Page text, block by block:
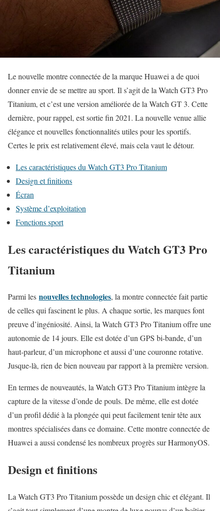
Le nouvelle montre connectée de la marque Huawei a de quoi
donner envie de se mettre au sport. Il s’agit de la Watch GT3 Pro
Titanium, et c’est une version améliorée de la Watch GT 3. Cette
dernière, pour rappel, est sortie fin 2021. La nouvelle venue allie
élégance et nouvelles fonctionnalités utiles pour les sportifs.
Certes le prix est relativement élevé, mais cela vaut le détour.
Les caractéristiques du Watch GT3 Pro Titanium
Design et finitions
Écran
Système d’exploitation
Fonctions sport
Les caractéristiques du Watch GT3 Pro
Titanium
Parmi les nouvelles technologies, la montre connectée fait partie
de celles qui fascinent le plus. A chaque sortie, les marques font
preuve d’ingéniosité. Ainsi, la Watch GT3 Pro Titanium offre une
autonomie de 14 jours. Elle est dotée d’un GPS bi-bande, d’un
haut-parleur, d’un microphone et aussi d’une couronne rotative.
Jusque-là, rien de bien nouveau par rapport à la première version.
En termes de nouveautés, la Watch GT3 Pro Titanium intègre la
capture de la vitesse d’onde de pouls. De même, elle est dotée
d’un profil dédié à la plongée qui peut facilement tenir tête aux
montres spécialisées dans ce domaine. Cette montre connectée de
Huawei a aussi condensé les nombreux progrès sur HarmonyOS.
Design et finitions
La Watch GT3 Pro Titanium possède un design chic et élégant. Il